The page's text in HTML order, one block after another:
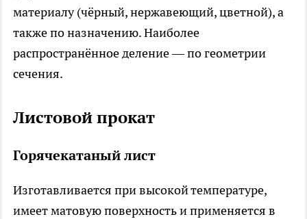
материалу (чёрный, нержавеющий, цветной), а
также по назначению. Наиболее
распространённое деление — по геометрии
сечения.
Листовой прокат
Горячекатаный лист
Изготавливается при высокой температуре,
имеет матовую поверхность и применяется в